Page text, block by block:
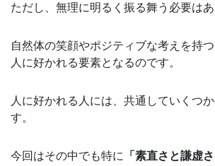
ただし、無理に明るく振る舞う必要はあ
自然体の笑顔やポジティブな考えを持
人に好かれる要素となるのです。
人に好かれる人には、共通していくつ
す。
今回はその中でも特に 「素直さと謙虚さ